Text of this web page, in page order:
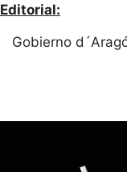
Editorial:
Gobierno